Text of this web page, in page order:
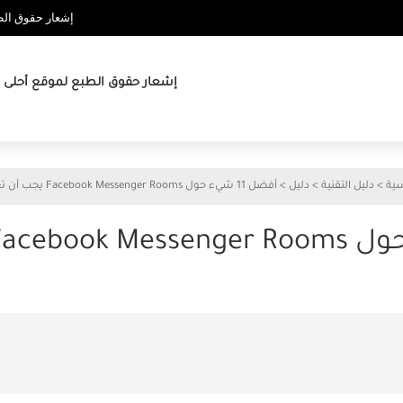
إشعار حقوق
إشعار حقوق الطبع لموقع أحلى
> دليل التقنية > دليل > أفضل 11 شيء حول Facebook Messenger Rooms يجب أن تعرفه